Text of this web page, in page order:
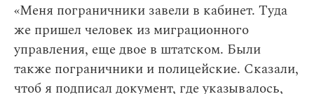
«Меня пограничники завели в кабинет. Туда
же пришел человек из миграционного
управления, еще двое в штатском. Были
также пограничники и полицейские. Сказали,
чтоб я подписал документ, где указывалось,